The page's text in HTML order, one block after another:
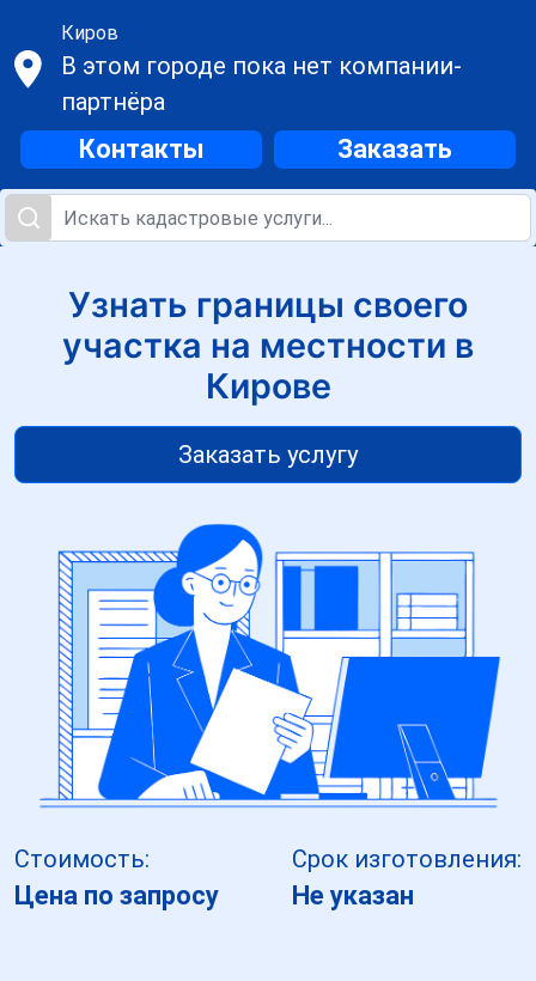
Киров
В этом городе пока нет компании-
партнёра
Контакты Заказать
Узнать границы своего
участка на местности в
Кирове
Заказать услугу
Стоимость:
Цена по запросу
Срок изготовления:
Не указан